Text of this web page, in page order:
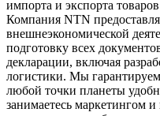
импорта и экспорта
Компания NTN
внешнеэкономической
подготовку всех
декларации, включая
логистики. Мы
любой точки планеты
занимаетесь маркетингом